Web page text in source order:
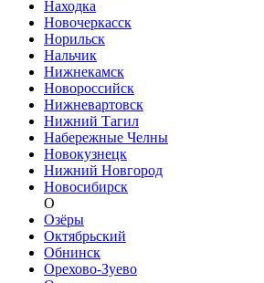
Находка
Новочеркасск
Норильск
Нальчик
Нижнекамск
Новороссийск
Нижневартовск
Нижний Тагил
Набережные Челны
Новокузнецк
Нижний Новгород
Новосибирск
О
Озёры
Октябрьский
Обнинск
Орехово-Зуево